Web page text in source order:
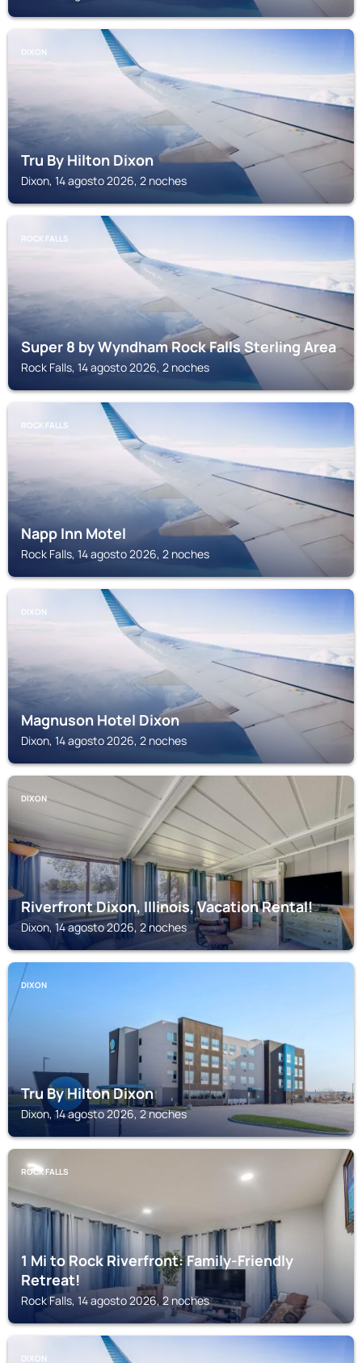
DIXON
Tru By Hilton Dixon
Dixon, 14 agosto 2026, 2 noches
ROCK FALLS
Super 8 by Wyndham Rock Falls Sterling Area
Rock Falls, 14 agosto 2026, 2 noches
ROCK FALLS
Napp Inn Motel
Rock Falls, 14 agosto 2026, 2 noches
DIXON
Magnuson Hotel Dixon
Dixon, 14 agosto 2026, 2 noches
DIXON
Riverfront Dixon, Illinois, Vacation Rental!
Dixon, 14 agosto 2026, 2 noches
DIXON
Tru By Hilton Dixon
Dixon, 14 agosto 2026, 2 noches
ROCK FALLS
1 Mi to Rock Riverfront: Family-Friendly
Retreat!
Rock Falls, 14 agosto 2026, 2 noches
DIXON